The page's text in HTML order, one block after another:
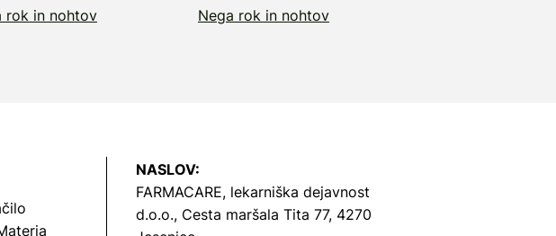
rok in nohtov Nega rok in nohtov
NASLOV:
FARMACARE, lekarniška dejavnost
d.o.o., Cesta maršala Tita 77, 4270